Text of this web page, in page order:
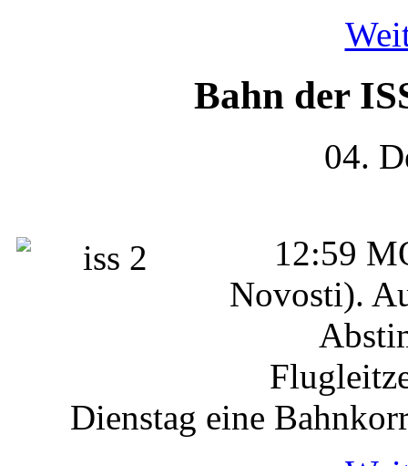
Bahn der
04.
12:59
Novosti).
Dienstag eine